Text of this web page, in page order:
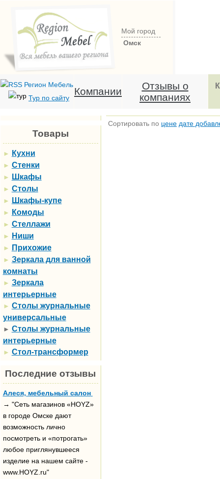
Мой город
Омск
Тур по сайту
Компании
Отзывы о
компаниях
Товары
► Кухни
► Стенки
► Шкафы
► Столы
► Шкафы-купе
► Комоды
► Стеллажи
► Ниши
► Прихожие
► Зеркала для ванной
комнаты
► Зеркала
интерьерные
► Столы журнальные
универсальные
► Столы журнальные
интерьерные
► Стол-трансформер
Последние отзывы
Алеся, мебельный салон
→ "Сеть магазинов «HOYZ»
в городе Омске дают
возможность лично
посмотреть и «потрогать»
любое приглянувшееся
изделие на нашем сайте -
www.HOYZ.ru"
Сортировать по цене дате